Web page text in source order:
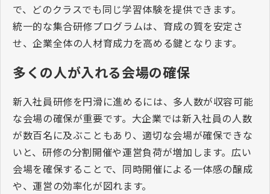
で、どのクラスでも同じ学習体験を提供できます。
統一的な集合研修プログラムは、育成の質を安定さ
せ、企業全体の人材育成力を高める鍵となります。
多くの人が入れる会場の確保
新入社員研修を円滑に進めるには、多人数が収容可能
な会場の確保が重要です。大企業では新入社員の人数
が数百名に及ぶこともあり、適切な会場が確保できな
いと、研修の分割開催や運営負荷が増加します。広い
会場を確保することで、同時開催による一体感の醸成
や、運営の効率化が図れます。